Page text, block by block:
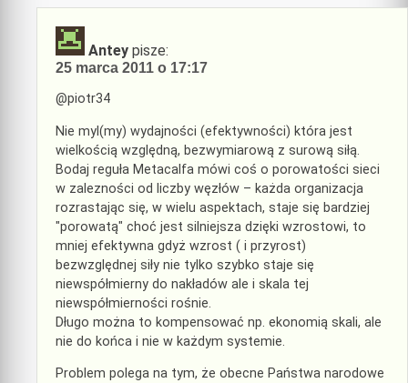
Antey pisze:
25 marca 2011 o 17:17
@piotr34
Nie myl(my) wydajności (efektywności) która jest
wielkością względną, bezwymiarową z surową siłą.
Bodaj reguła Metacalfa mówi coś o porowatości sieci
w zalezności od liczby węzłów – każda organizacja
rozrastając się, w wielu aspektach, staje się bardziej
"porowatą" choć jest silniejsza dzięki wzrostowi, to
mniej efektywna gdyż wzrost ( i przyrost)
bezwzględnej siły nie tylko szybko staje się
niewspółmierny do nakładów ale i skala tej
niewspółmierności rośnie.
Długo można to kompensować np. ekonomią skali, ale
nie do końca i nie w każdym systemie.
Problem polega na tym, że obecne Państwa narodowe